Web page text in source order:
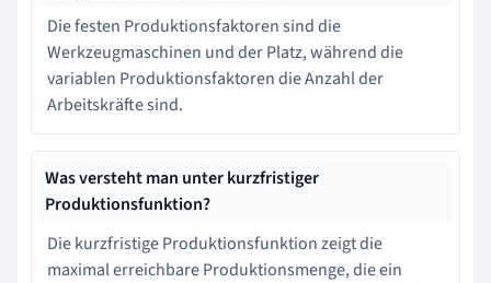
Die festen Produktionsfaktoren sind die
Werkzeugmaschinen und der Platz, während die
variablen Produktionsfaktoren die Anzahl der
Arbeitskräfte sind.
Was versteht man unter kurzfristiger
Produktionsfunktion?
Die kurzfristige Produktionsfunktion zeigt die
maximal erreichbare Produktionsmenge, die ein